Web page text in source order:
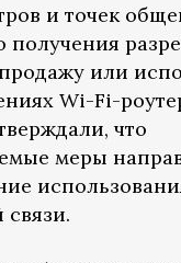
и точек
получения
или
Wi-Fi-
что
меры